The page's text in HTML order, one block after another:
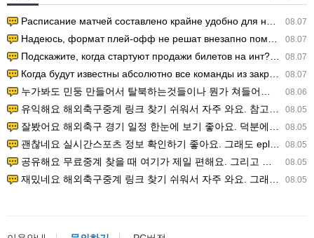
08.07
Расписание матчей составлено крайне удобно для нашего часово…
08.07
Надеюсь, формат плей-офф не решат внезапно поменять. https:/…
08.07
Подскажите, когда стартуют продажи билетов на инт? https://g…
08.07
Когда будут известны абсолютно все команды из закрытых квали…
08.06
누가봐도 민둥 만들어서 탈북하는것들이나 뭔가 쳐들어오는 낌새를 미리 알아차리기 위함이지 저걸 전쟁준비라고 하…
08.05
유익해요 해외축구중계 링크 찾기 쉬워서 자주 와요. 참고로 무료스포츠중계 정보 확인할 때 출처 꼭 체크해요.…
08.05
잘봤어요 해외축구 경기 일정 한눈에 보기 좋아요. 덕분에 epl중계 볼 때 공식 중계 채널 먼저 찾아봐요. …
08.05
괜찮네요 실시간스포츠 정보 확인하기 좋아요. 그래도 epl중계 볼 때 공식 중계 채널 먼저 찾아봐요. 북마크…
08.05
공유해요 무료중계 찾을 때 여기가 제일 편해요. 그리고 무료스포츠중계 정보 확인할 때 출처 꼭 체크해요. 앞…
08.05
재밌네요 해외축구중계 링크 찾기 쉬워서 자주 와요. 그래서 해외축구중계도 정식 서비스로 봐야 안전해요. 다음…